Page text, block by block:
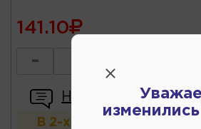
141.10
-
Написать отзыв
В 2-х и более магазинах